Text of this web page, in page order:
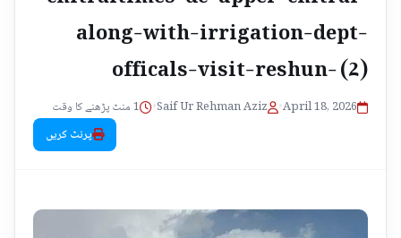
along-with-irrigation-dept-
officals-visit-reshun- (2)
April 18, 2026
•
Saif Ur Rehman Aziz
•
1 منٹ پڑھنے کا وقت
پرنٹ کریں